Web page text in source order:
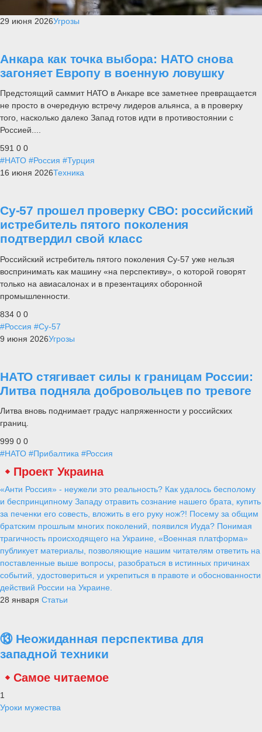
29 июня 2026Угрозы
Анкара как точка выбора: НАТО снова
загоняет Европу в военную ловушку
Предстоящий саммит НАТО в Анкаре все заметнее превращается
не просто в очередную встречу лидеров альянса, а в проверку
того, насколько далеко Запад готов идти в противостоянии с
Россией....
591 0 0
#НАТО #Россия #Турция
16 июня 2026Техника
Су-57 прошел проверку СВО: российский
истребитель пятого поколения
подтвердил свой класс
Российский истребитель пятого поколения Су-57 уже нельзя
воспринимать как машину «на перспективу», о которой говорят
только на авиасалонах и в презентациях оборонной
промышленности.
834 0 0
#Россия #Су-57
9 июня 2026Угрозы
НАТО стягивает силы к границам России:
Литва подняла добровольцев по тревоге
Литва вновь поднимает градус напряженности у российских
границ.
999 0 0
#НАТО #Прибалтика #Россия
Проект Украина
«Анти Россия» - неужели это реальность? Как удалось бесполому
и беспринципному Западу отравить сознание нашего брата, купить
за печенки его совесть, вложить в его руку нож?! Посему за общим
братским прошлым многих поколений, появился Иуда? Понимая
трагичность происходящего на Украине, «Военная платформа»
публикует материалы, позволяющие нашим читателям ответить на
поставленные выше вопросы, разобраться в истинных причинах
событий, удостовериться и укрепиться в правоте и обоснованности
действий России на Украине.
28 января Статьи
⑬ Неожиданная перспектива для
западной техники
Самое читаемое
1
Уроки мужества